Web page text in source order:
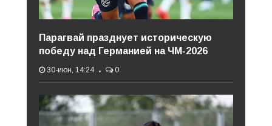
Парагвай празднует историческую
победу над Германией на ЧМ-2026
30-июн, 14:24 0